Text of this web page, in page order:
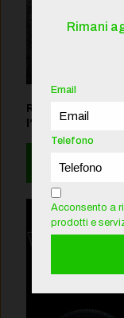
Rotwild R.XX
l’E-MTB Trail
Leggi
Rimani
Email
Telefono
Acconsento a
prodotti e